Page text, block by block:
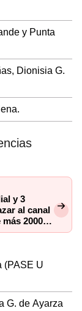
y Punta
Dionisia G.
y 3
al canal
2000
(PASE U
G. de Ayarza